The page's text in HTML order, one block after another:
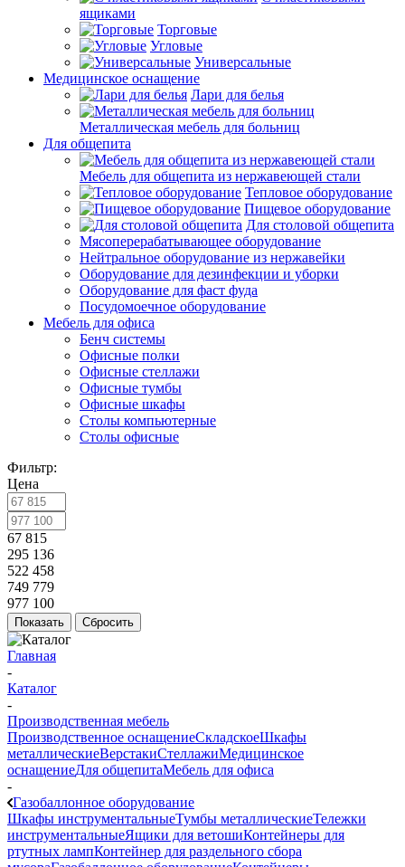
ящиками
Торговые
Угловые
Универсальные
Медицинское оснащение
Лари для белья
Металлическая мебель для больниц
Для общепита
Мебель для общепита из нержавеющей стали
Тепловое оборудование
Пищевое оборудование
Для столовой общепита
Мясоперерабатывающее оборудование
Нейтральное оборудование из нержавейки
Оборудование для дезинфекции и уборки
Оборудование для фаст фуда
Посудомоечное оборудование
Мебель для офиса
Бенч системы
Офисные полки
Офисные стеллажи
Офисные тумбы
Офисные шкафы
Столы компьютерные
Столы офисные
Фильтр:
Цена
67 815
295 136
522 458
749 779
977 100
Показать Сбросить
Главная
-
Каталог
-
Производственная мебель
Производственное оснащениеСкладскоеШкафы
металлическиеВерстакиСтеллажиМедицинское
оснащениеДля общепитаМебель для офиса
-
Газобаллонное оборудование
Шкафы инструментальныеТумбы металлическиеТележки
инструментальныеЯщики для ветошиКонтейнеры для
ртутных лампКонтейнер для раздельного сбора